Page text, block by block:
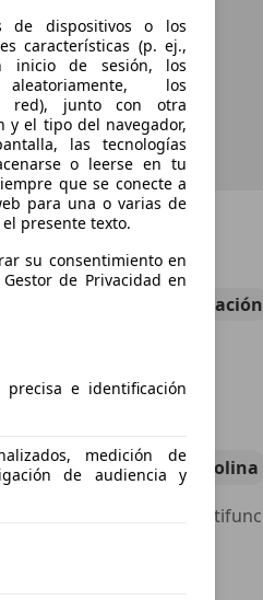
comparación
71.388 km Gasolina
de dispositivos o los
características (p. ej.,
inicio de sesión, los
los
red), junto con otra
y el tipo del navegador,
las tecnologías
o leerse en tu
que se conecte a
para una o varias de
presente texto.
su consentimiento en
de Privacidad en
precisa e identificación
medición de
de audiencia y